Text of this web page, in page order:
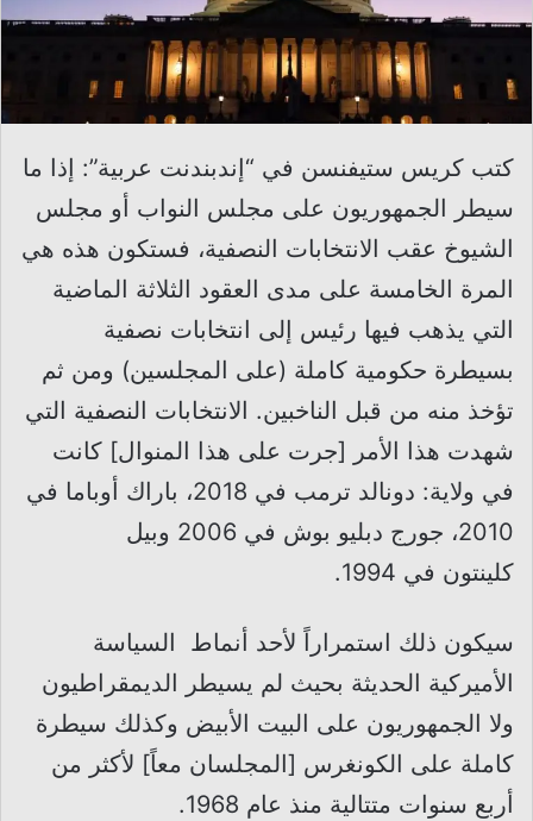
كتب كريس ستيفنسن في “إندبندنت عربية”: إذا ما
سيطر الجمهوريون على مجلس النواب أو مجلس
الشيوخ عقب الانتخابات النصفية، فستكون هذه هي
المرة الخامسة على مدى العقود الثلاثة الماضية
التي يذهب فيها رئيس إلى انتخابات نصفية
بسيطرة حكومية كاملة (على المجلسين) ومن ثم
تؤخذ منه من قبل الناخبين. الانتخابات النصفية التي
شهدت هذا الأمر [جرت على هذا المنوال] كانت
في ولاية: دونالد ترمب في 2018، باراك أوباما في
2010، جورج دبليو بوش في 2006 وبيل
كلينتون في 1994.
سيكون ذلك استمراراً لأحد أنماط السياسة
الأميركية الحديثة بحيث لم يسيطر الديمقراطيون
ولا الجمهوريون على البيت الأبيض وكذلك سيطرة
كاملة على الكونغرس [المجلسان معاً] لأكثر من
أربع سنوات متتالية منذ عام 1968.